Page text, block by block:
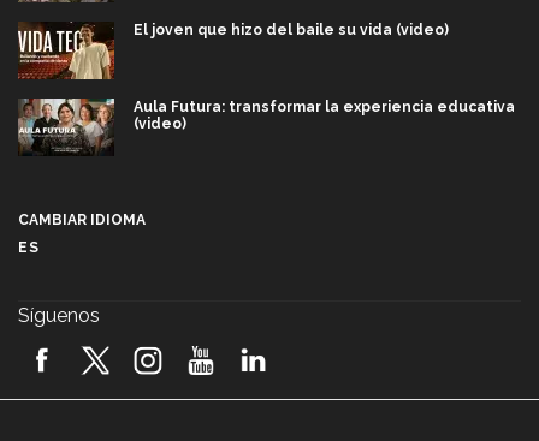
El joven que hizo del baile su vida (video)
Aula Futura: transformar la experiencia educativa
(video)
2026! (video)
CAMBIAR IDIOMA
ES
Síguenos